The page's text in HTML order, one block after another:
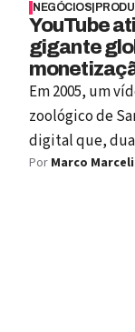
movimento,
compra da
uma nova fase
que faturou € 2
NEGÓCIOS
YouTube
gigante
Em 2005, um
zoológico de
digital que,
bilhões de
Por Marco